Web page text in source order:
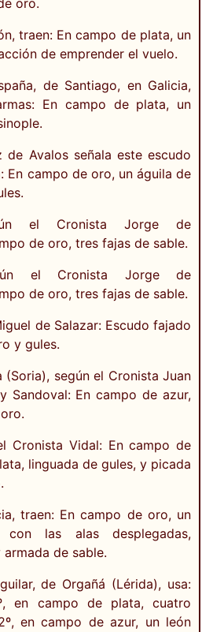
oro.
traen: En campo de plata, un
de emprender el vuelo.
de Santiago, en Galicia,
En campo de plata, un
de Avalos señala este escudo
En campo de oro, un águila de
el Cronista Jorge de
de oro, tres fajas de sable.
el Cronista Jorge de
de oro, tres fajas de sable.
de Salazar: Escudo fajado
y gules.
(Soria), según el Cronista Juan
Sandoval: En campo de azur,
Cronista Vidal: En campo de
linguada de gules, y picada
traen: En campo de oro, un
las alas desplegadas,
de sable.
de Orgañá (Lérida), usa:
en campo de plata, cuatro
en campo de azur, un león